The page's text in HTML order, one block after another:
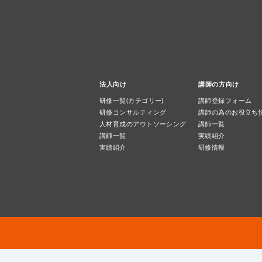
法人向け
研修一覧(カテゴリー)
研修コンサルティング
人材育成のアウトソーシング
講師一覧
実績紹介
講師の方向け
講師登録フォーム
講師の為のお役立ち
講師一覧
実績紹介
研修情報